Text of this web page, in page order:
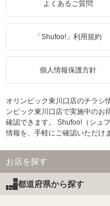
よくあるご質問
「Shufoo!」利用規約
個人情報保護方針
オリンピック東川口店のチラシ
ンピック東川口店で実施中のお
確認できます。 Shufoo!（シュ
情報を、手軽にご確認いただけ
お店を探す
都道府県から探す